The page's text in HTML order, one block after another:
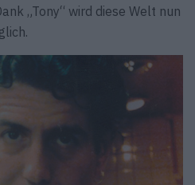
„Tony“ wird diese Welt nun